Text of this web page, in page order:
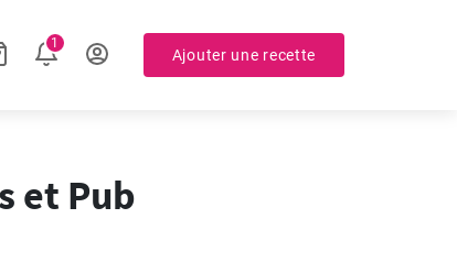
1
Ajouter une recette
et Pub